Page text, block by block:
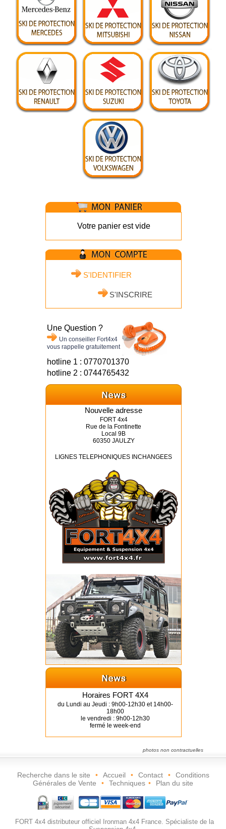
Votre panier est vide
S'IDENTIFIER
S'INSCRIRE
Une Question ?
Un conseiller Fort4x4
vous rappelle gratuitement
hotline 1 : 0770701370
hotline 2 : 0744765432
Nouvelle adresse
FORT 4x4
Rue de la Fontinette
Local 9B
60350 JAULZY
LIGNES TELEPHONIQUES INCHANGEES
Horaires FORT 4X4
du Lundi au Jeudi : 9h00-12h30 et 14h00-
18h00
le vendredi : 9h00-12h30
fermé le week-end
photos non contractuelles
Recherche dans le site • Accueil • Contact •
Conditions
Générales de Vente
• Techniques • Plan du site
FORT 4x4 distributeur officiel Ironman 4x4 France. Spécialiste de la